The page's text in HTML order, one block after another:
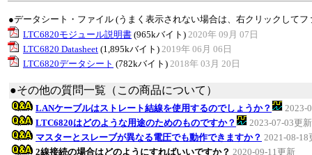
●データシート・ファイル (うまく表示されない場合は、右クリックして
LTC6820モジュール説明書 (965kバイト) 2020年 09月 07日
LTC6820 Datasheet (1,895kバイト) 2019年 06月 06日
LTC6820データシート (782kバイト) 2018年 03月 20日
●その他の質問一覧（この商品について）
LANケーブルはストレート結線を使用するのでしょうか？
2023-
LTC6820はどのような用途のためのものですか？
2023-07-03更新
マスターとスレーブが異なる電圧でも動作できますか？ 2021-08-18
2線接続の場合はどのようにすればいいですか？ 2020-09-11更新